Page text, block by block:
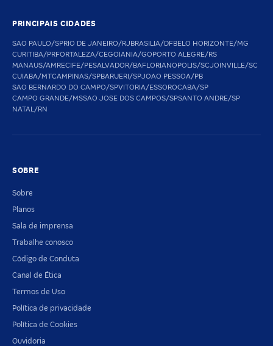
PRINCIPAIS CIDADES
SAO PAULO/SPRIO DE JANEIRO/RJBRASILIA/DFBELO HORIZONTE/MG
CURITIBA/PRFORTALEZA/CEGOIANIA/GOPORTO ALEGRE/RS
MANAUS/AMRECIFE/PESALVADOR/BAFLORIANOPOLIS/SCJOINVILLE/SC
CUIABA/MTCAMPINAS/SPBARUERI/SPJOAO PESSOA/PB
SAO BERNARDO DO CAMPO/SPVITORIA/ESSOROCABA/SP
CAMPO GRANDE/MSSAO JOSE DOS CAMPOS/SPSANTO ANDRE/SP
NATAL/RN
SOBRE
Sobre
Planos
Sala de imprensa
Trabalhe conosco
Código de Conduta
Canal de Ética
Termos de Uso
Política de privacidade
Política de Cookies
Ouvidoria